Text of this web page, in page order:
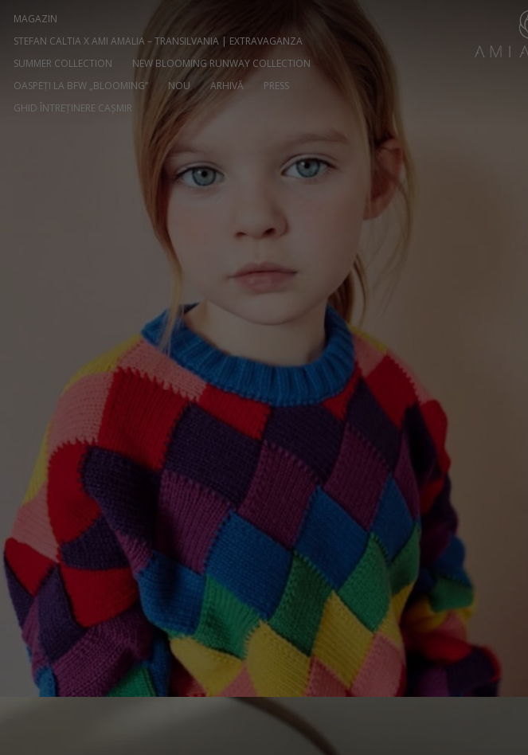
MAGAZIN
STEFAN CALTIA X AMI AMALIA – TRANSILVANIA | EXTRAVAGANZA
SUMMER COLLECTION
NEW BLOOMING RUNWAY COLLECTION
OASPEȚI LA BFW „BLOOMING”
NOU ARHIVĂ
PRESS
GHID ÎNTREȚINERE CAȘMIR